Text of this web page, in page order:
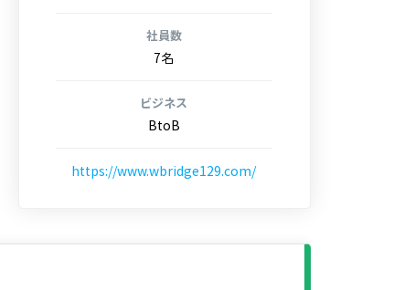
社員数
7名
ビジネス
BtoB
https://www.wbridge129.com/